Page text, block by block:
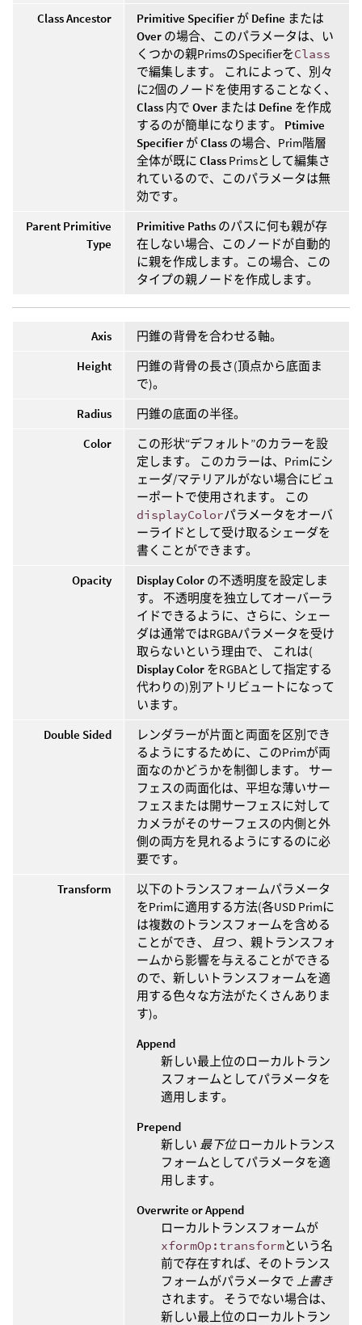
Class Ancestor Primitive Specifier が Define または
Over の場合、このパラメータは、い
くつかの親PrimsのSpecifierをClass
で編集します。 これによって、別々
に2個のノードを使用することなく、
Class 内で Over または Define を作成
するのが簡単になります。 Ptimive
Specifier がClass の場合、Prim階層
全体が既に Class Primsとして編集さ
れているので、このパラメータは無
効です。
Parent Primitive
Type
Primitive Paths のパスに何も親が存
在しない場合、このノードが自動的
に親を作成します。この場合、この
タイプの親ノードを作成します。
Axis
円錐の背骨を合わせる軸。
Height
円錐の背骨の長さ(頂点から底面ま
で)。
Radius
円錐の底面の半径。
Color
この形状“デフォルト”のカラーを設
定します。 このカラーは、Primにシ
ェーダ/マテリアルがない場合にビュ
ーポートで使用されます。 この
displayColorパラメータをオーバ
ーライドとして受け取るシェーダを
書くことができます。
Opacity
Display Color の不透明度を設定しま
す。 不透明度を独立してオーバーラ
イドできるように、さらに、シェー
ダは通常ではRGBAパラメータを受け
取らないという理由で、 これは(
Display Color をRGBAとして指定する
代わりの)別アトリビュートになって
います。
Double Sided
レンダラーが片面と両面を区別でき
るようにするために、このPrimが両
面なのかどうかを制御します。 サー
フェスの両面化は、平坦な薄いサー
フェスまたは開サーフェスに対して
カメラがそのサーフェスの内側と外
側の両方を見れるようにするのに必
要です。
Transform
以下のトランスフォームパラメータ
をPrimに適用する方法(各USD Primに
は複数のトランスフォームを含める
ことができ、
且つ 、親トランスフォ
ームから影響を与えることができる
ので、新しいトランスフォームを適
用する色々な方法がたくさんありま
す)。
Append
新しい最上位のローカルトラン
スフォームとしてパラメータを
適用します。
Prepend
新しい 最下位ローカルトランス
フォームとしてパラメータを適
用します。
Overwrite or Append
ローカルトランスフォームが
xformOp:transformという名
前で存在すれば、そのトランス
フォームがパラメータで 上書き
されます。 そうでない場合は、
新しい最上位のローカルトラン